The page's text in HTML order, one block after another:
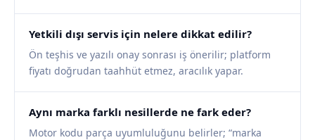
Yetkili dışı servis için nelere dikkat edilir?
Ön teşhis ve yazılı onay sonrası iş önerilir; platform
fiyatı doğrudan taahhüt etmez, aracılık yapar.
Aynı marka farklı nesillerde ne fark eder?
Motor kodu parça uyumluluğunu belirler; “marka